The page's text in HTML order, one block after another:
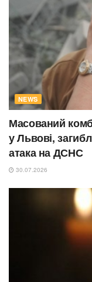
NEWS
Масований
у Львові,
атака на ДСНС
30.07.2026